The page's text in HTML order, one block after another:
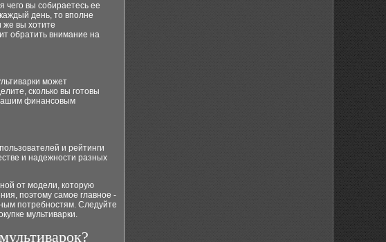
чего вы собираетесь ее
день, то вполне
же вы хотите
обратить внимание на
может
сколько вы готовы
вашим финансовым
и рейтинги
и надежности разных
от модели, которую
поэтому самое главное -
потребностям. Следуйте
мультиварки.